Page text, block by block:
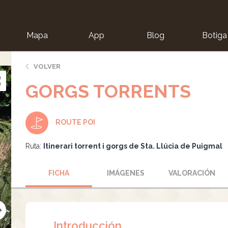
Mapa App Blog Botiga
VOLVER
GORGS TORRENTS
ROUTE POI
Ruta: Itinerari torrent i gorgs de Sta. Llúcia de Puigmal
FICHA IMÁGENES VALORACIÓN